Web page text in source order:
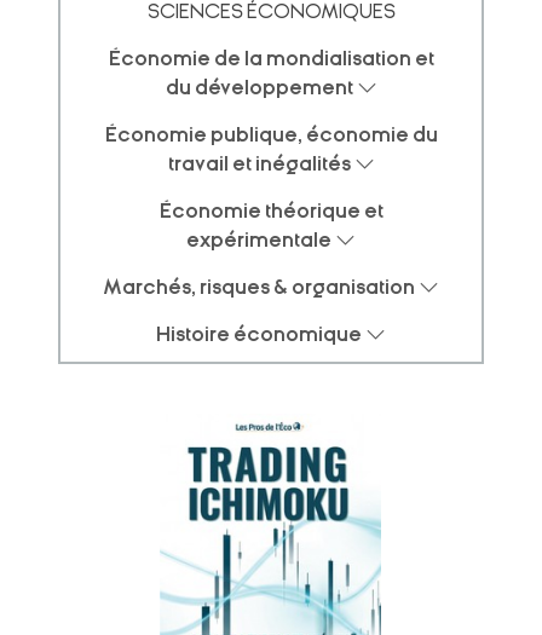
SCIENCES ÉCONOMIQUES
Économie de la mondialisation et
du développement
Économie publique, économie du
travail et inégalités
Économie théorique et
expérimentale
Marchés, risques & organisation
Histoire économique